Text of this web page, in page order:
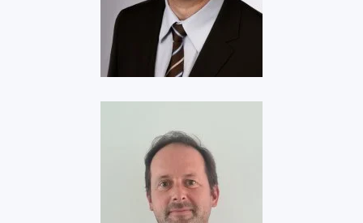
Total Energies
Voir
E-MERSIV